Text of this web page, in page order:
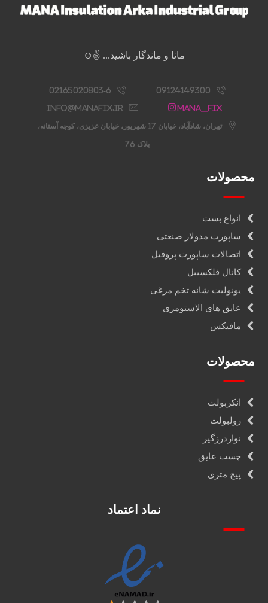
مانا و ماندگار باشید... ✌️☺️
09124149300
02165020803-6
Mana__fix
info@manafix.ir
تهران، شادآباد، خیابان 17 شهریور، خیابان عزیزی، کوچه آستانه،
پلاک 76
محصولات
انواع بست
ساپورت مدولار صنعتی
اتصالات ساپورت پروفیل
کانال فلکسیبل
یونولیت شانه تخم مرغی
عایق های الاستومری
مافیکس
محصولات
انکربولت
رولبولت
نواردرزگیر
چسب عایق
پیچ متری
نماد اعتماد